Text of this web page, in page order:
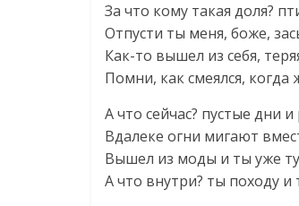
За что кому такая доля?
Отпусти ты меня, боже,
Как-то вышел из себя,
Помни, как смеялся,
А что сейчас? пустые дни
Вдалеке огни мигают
Вышел из моды и ты уже
А что внутри? ты походу и